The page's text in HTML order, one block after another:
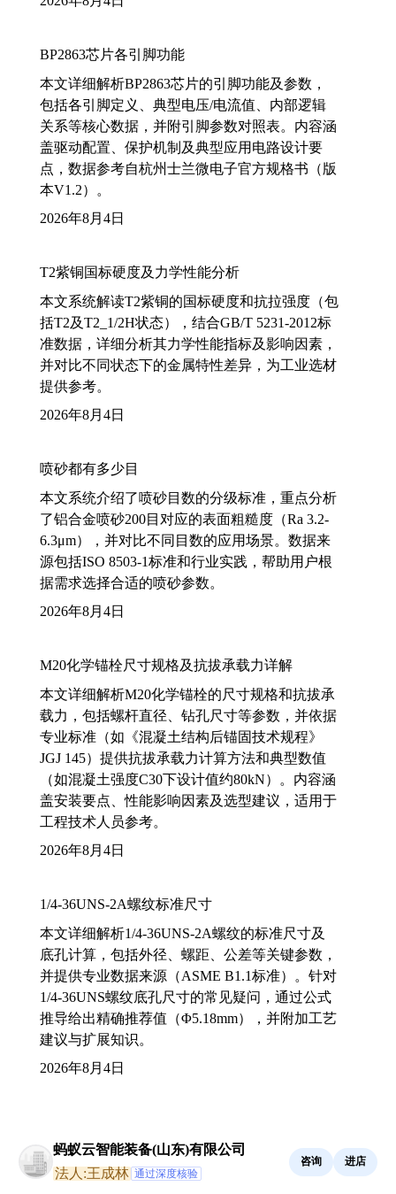
BP2863芯片各引脚功能
本文详细解析BP2863芯片的引脚功能及参数，
包括各引脚定义、典型电压/电流值、内部逻辑
关系等核心数据，并附引脚参数对照表。内容涵
盖驱动配置、保护机制及典型应用电路设计要
点，数据参考自杭州士兰微电子官方规格书（版
本V1.2）。
2026年8月4日
T2紫铜国标硬度及力学性能分析
本文系统解读T2紫铜的国标硬度和抗拉强度（包
括T2及T2_1/2H状态），结合GB/T 5231-2012标
准数据，详细分析其力学性能指标及影响因素，
并对比不同状态下的金属特性差异，为工业选材
提供参考。
2026年8月4日
喷砂都有多少目
本文系统介绍了喷砂目数的分级标准，重点分析
了铝合金喷砂200目对应的表面粗糙度（Ra 3.2-
6.3μm），并对比不同目数的应用场景。数据来
源包括ISO 8503-1标准和行业实践，帮助用户根
据需求选择合适的喷砂参数。
2026年8月4日
M20化学锚栓尺寸规格及抗拔承载力详解
本文详细解析M20化学锚栓的尺寸规格和抗拔承
载力，包括螺杆直径、钻孔尺寸等参数，并依据
专业标准（如《混凝土结构后锚固技术规程》
JGJ 145）提供抗拔承载力计算方法和典型数值
（如混凝土强度C30下设计值约80kN）。内容涵
盖安装要点、性能影响因素及选型建议，适用于
工程技术人员参考。
2026年8月4日
1/4-36UNS-2A螺纹标准尺寸
本文详细解析1/4-36UNS-2A螺纹的标准尺寸及
底孔计算，包括外径、螺距、公差等关键参数，
并提供专业数据来源（ASME B1.1标准）。针对
1/4-36UNS螺纹底孔尺寸的常见疑问，通过公式
推导给出精确推荐值（Φ5.18mm），并附加工艺
建议与扩展知识。
2026年8月4日
蚂蚁云智能装备(山东)有限公司
法人:王成林 通过深度核验
咨询 进店